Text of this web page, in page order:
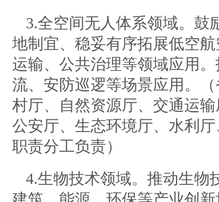
3.全空间无人体系领域。鼓
地制宜、稳妥有序拓展低空
运输、公共治理等领域应用
流、安防巡逻等场景应用。
村厅、自然资源厅、交通运
公安厅、生态环境厅、水利
职责分工负责）
4.生物技术领域。推动生物